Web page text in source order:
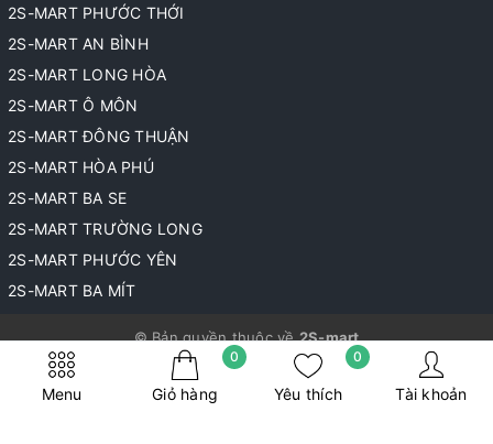
Menu Giỏ hàng
0
Yêu thích
0
Tài khoản
2S-MART PHƯỚC THỚI
2S-MART AN BÌNH
2S-MART LONG HÒA
2S-MART Ô MÔN
2S-MART ĐÔNG THUẬN
2S-MART HÒA PHÚ
2S-MART BA SE
2S-MART TRƯỜNG LONG
2S-MART PHƯỚC YÊN
2S-MART BA MÍT
© Bản quyền thuộc về2S-mart
Cung cấp bởi
Sapo